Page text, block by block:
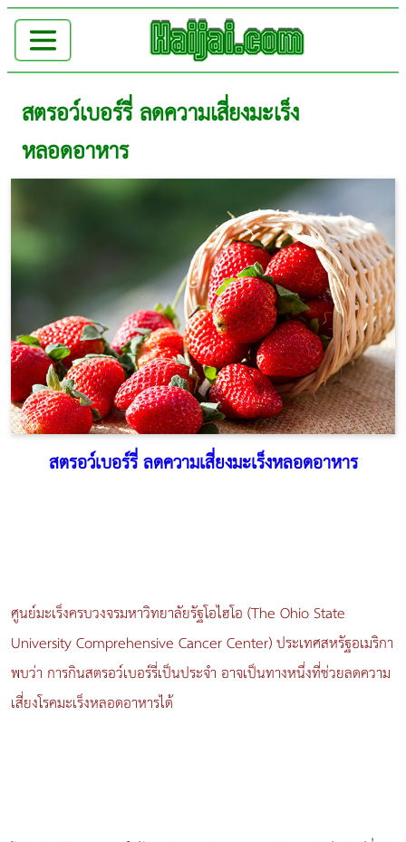
สตรอว์เบอร์รี่ ลดความเสี่ยงมะเร็ง
หลอดอาหาร
สตรอว์เบอร์รี่ ลดความเสี่ยงมะเร็งหลอดอาหาร
ศูนย์มะเร็งครบวงจรมหาวิทยาลัยรัฐโอไฮโอ (The Ohio State
University Comprehensive Cancer Center) ประเทศสหรัฐอเมริกา
พบว่า การกินสตรอว์เบอร์รี่เป็นประจำ อาจเป็นทางหนึ่งที่ช่วยลดความ
เสี่ยงโรคมะเร็งหลอดอาหารได้